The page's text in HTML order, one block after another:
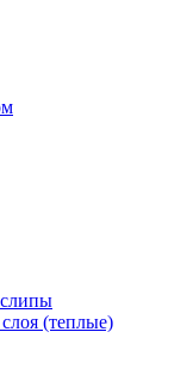
(теплые)